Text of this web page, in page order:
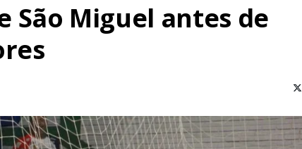
São Miguel antes de